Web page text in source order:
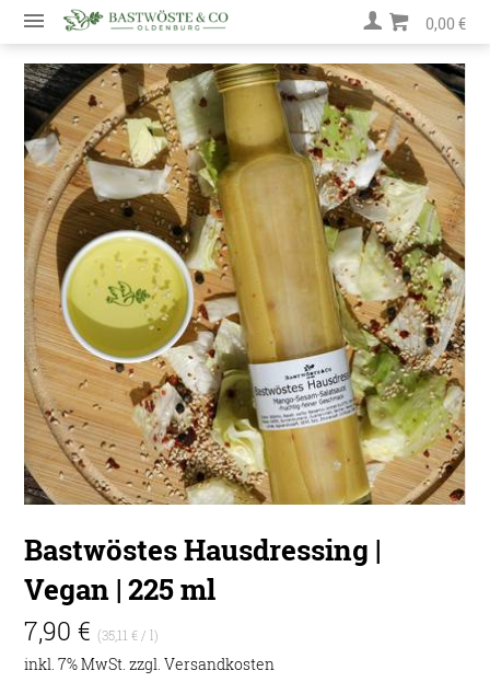
0,00 €
Bastwöstes Hausdressing |
Vegan | 225 ml
7,90 €(35,11 € / l)
inkl. 7% MwSt. zzgl.Versandkosten